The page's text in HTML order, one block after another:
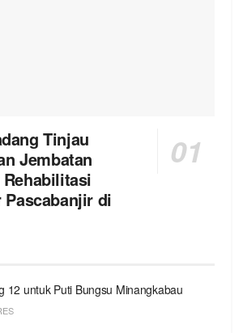
Tinjau
Jembatan
di
12 untuk Puti Bungsu Minangkabau